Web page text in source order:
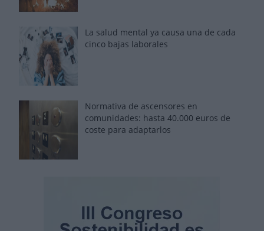
La salud mental ya causa una de cada
cinco bajas laborales
Normativa de ascensores en
comunidades: hasta 40.000 euros de
coste para adaptarlos